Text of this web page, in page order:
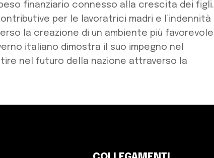
finanziario connesso alla crescita dei figli.
per le lavoratrici madri e l’indennità
la creazione di un ambiente più favorevole
italiano dimostra il suo impegno nel
nel futuro della nazione attraverso la